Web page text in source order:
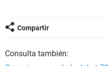
Compartir
Consulta también: